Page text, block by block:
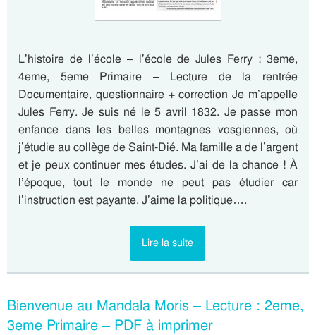
L’histoire de l’école – l’école de Jules Ferry : 3eme,
4eme, 5eme Primaire – Lecture de la rentrée
Documentaire, questionnaire + correction Je m’appelle
Jules Ferry. Je suis né le 5 avril 1832. Je passe mon
enfance dans les belles montagnes vosgiennes, où
j’étudie au collège de Saint-Dié. Ma famille a de l’argent
et je peux continuer mes études. J’ai de la chance ! À
l’époque, tout le monde ne peut pas étudier car
l’instruction est payante. J’aime la politique….
Lire la suite
Bienvenue au Mandala Moris – Lecture : 2eme,
3eme Primaire – PDF à imprimer